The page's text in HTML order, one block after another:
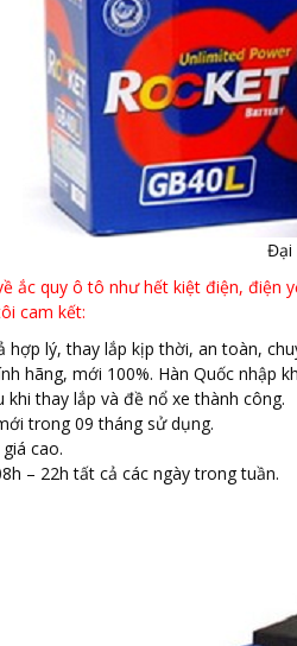
Đại
ắc quy ô tô như hết kiệt điện, điện
cam kết:
hợp lý, thay lắp kịp thời, an toàn,
hãng, mới 100%. Hàn Quốc nhập
khi thay lắp và đề nổ xe thành công.
trong 09 tháng sử dụng.
cao.
– 22h tất cả các ngày trong tuần.